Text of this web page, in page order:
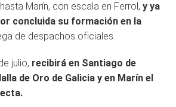
Marín, con escala en Ferrol, y ya
concluida su formación en la
de despachos oficiales.
julio, recibirá en Santiago de
de Oro de Galicia y en Marín el